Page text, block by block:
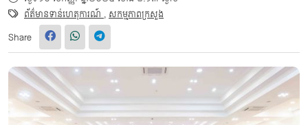
ព័ត៌មានទាន់ហេតុការណ៍,សកម្មភាពក្រសួង
Share